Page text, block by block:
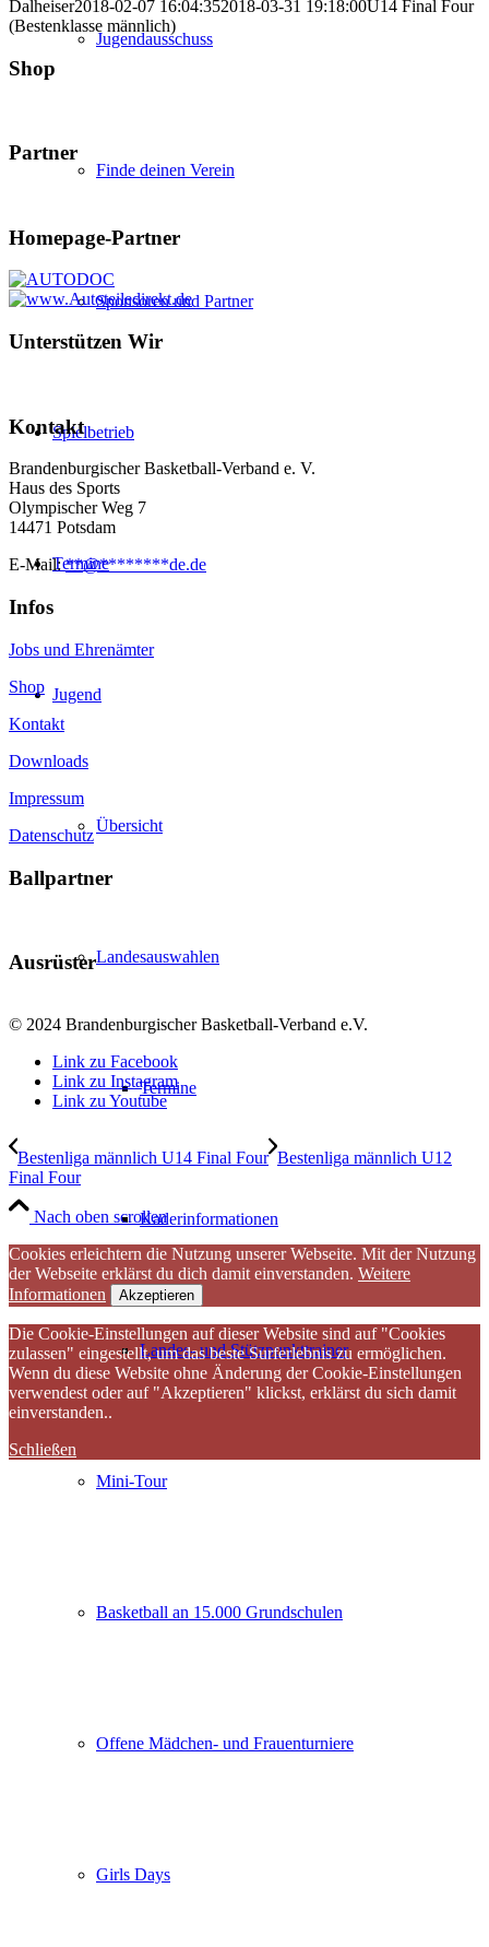
Jugendausschuss
Finde deinen Verein
Sponsoren und Partner
Spielbetrieb
Termine
Jugend
Übersicht
Landesauswahlen
Termine
Kaderinformationen
Landes- und Stützpunkttrainer
Mini-Tour
Basketball an 15.000 Grundschulen
Offene Mädchen- und Frauenturniere
Girls Days
Dalheiser2018-02-07 16:04:352018-03-31 19:18:00U14 Final Four
(Bestenklasse männlich)
Shop
Partner
Homepage-Partner
Unterstützen Wir
Kontakt
Brandenburgischer Basketball-Verband e. V.
Haus des Sports
Olympischer Weg 7
14471 Potsdam
E-Mail:**@********de.de
Infos
Jobs und Ehrenämter
Shop
Kontakt
Downloads
Impressum
Datenschutz
Ballpartner
Ausrüster
© 2024 Brandenburgischer Basketball-Verband e.V.
Link zu Facebook
Link zu Instagram
Link zu Youtube
Bestenliga männlich U14 Final Four Bestenliga männlich U12
Final Four
Nach oben scrollen
Cookies erleichtern die Nutzung unserer Webseite. Mit der Nutzung
der Webseite erklärst du dich damit einverstanden. Weitere
Informationen
Akzeptieren
Die Cookie-Einstellungen auf dieser Website sind auf "Cookies
zulassen" eingestellt, um das beste Surferlebnis zu ermöglichen.
Wenn du diese Website ohne Änderung der Cookie-Einstellungen
verwendest oder auf "Akzeptieren" klickst, erklärst du sich damit
einverstanden..
Schließen